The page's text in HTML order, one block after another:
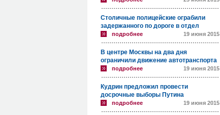
Столичные полицейские ограбили
задержанного по дороге в отдел
подробнее 19 июня 2015
В центре Москвы на два дня
ограничили движение автотранспорта
подробнее 19 июня 2015
Кудрин предложил провести
досрочные выборы Путина
подробнее 19 июня 2015